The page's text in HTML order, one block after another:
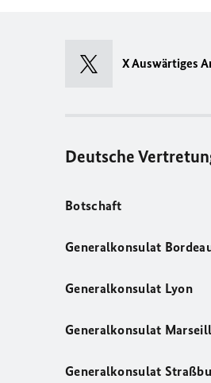
X Auswärtiges
Deutsche
Botschaft
Generalkonsulat
Generalkonsulat Lyon
Generalkonsulat
Generalkonsulat